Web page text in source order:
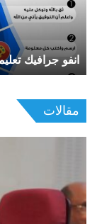
انفو جرافيك
مقالات